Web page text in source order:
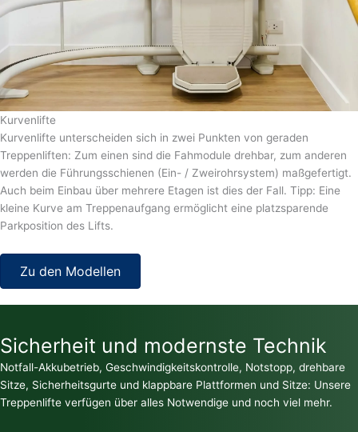
Kurvenlifte
Kurvenlifte unterscheiden sich in zwei Punkten von geraden
Treppenliften: Zum einen sind die Fahmodule drehbar, zum anderen
werden die Führungsschienen (Ein- / Zweirohrsystem) maßgefertigt.
Auch beim Einbau über mehrere Etagen ist dies der Fall. Tipp: Eine
kleine Kurve am Treppenaufgang ermöglicht eine platzsparende
Parkposition des Lifts.
Zu den Modellen
Sicherheit und modernste Technik
Notfall-Akkubetrieb, Geschwindigkeitskontrolle, Notstopp, drehbare
Sitze, Sicherheitsgurte und klappbare Plattformen und Sitze: Unsere
Treppenlifte verfügen über alles Notwendige und noch viel mehr.